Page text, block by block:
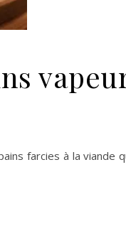
farcies à la viande